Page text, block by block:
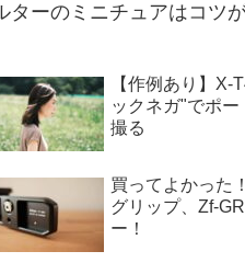
ターのミニチュアはコツ
【作例あり】X-
ックネガ"でポー
撮る
買ってよかった
グリップ、Zf-
ー！